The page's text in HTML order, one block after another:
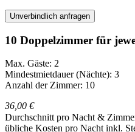
Unverbindlich anfragen
10 Doppelzimmer für
Max. Gäste: 2
Mindestmietdauer (Nächte): 3
Anzahl der Zimmer: 10
36,00 €
Durchschnitt pro Nacht &
übliche Kosten pro Nacht inkl.